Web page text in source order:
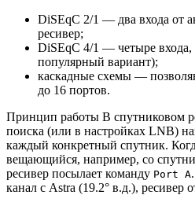
DiSEqC 2/1 — два входа от
ресивер;
DiSEqC 4/1 — четыре
популярный вариант);
каскадные схемы —
до 16 портов.
Принцип работы В спутниковом
поиска (или в настройках LNB)
каждый конкретный спутник.
вещающийся, например, со
ресивер посылает команду Port A
канал с Astra (19.2° в.д.), ресивер